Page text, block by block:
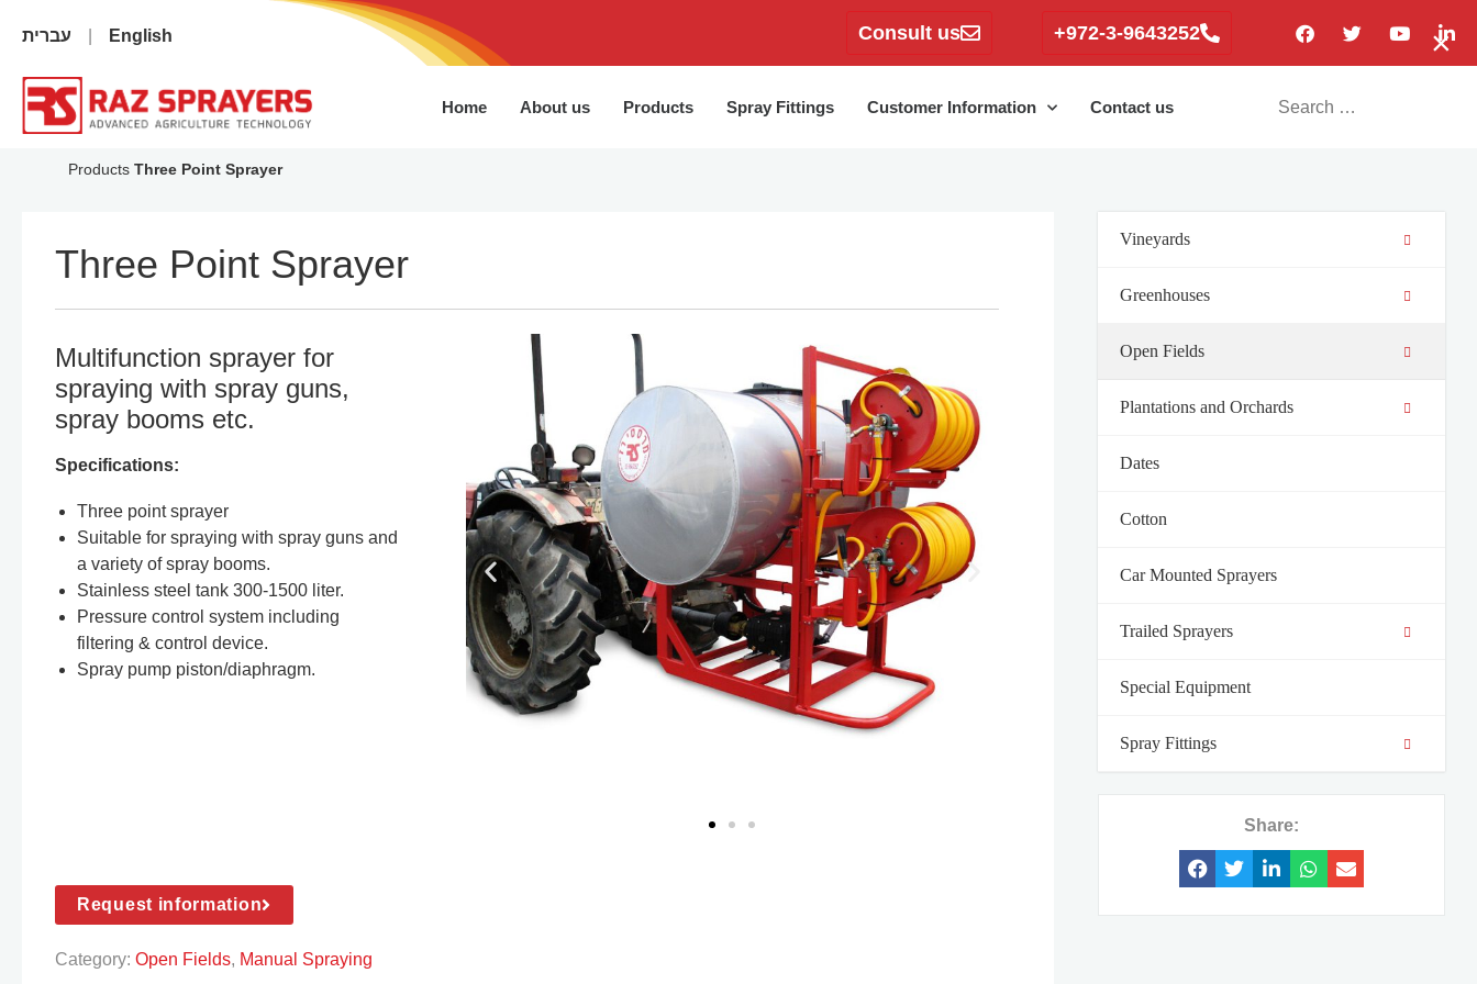
עברית English Consult us +972-3-9643252
Home About us Products Spray Fittings Customer Information Contact us
Products Three Point Sprayer
Three Point Sprayer
Multifunction sprayer for
spraying with spray guns,
spray booms etc.
Specifications:
Three point sprayer
Suitable for spraying with spray guns and
a variety of spray booms.
Stainless steel tank 300-1500 liter.
Pressure control system including
filtering & control device.
Spray pump piston/diaphragm.
Request information
Category: Open Fields, Manual Spraying
Vineyards
Greenhouses
Open Fields
Plantations and Orchards
Dates
Cotton
Car Mounted Sprayers
Trailed Sprayers
Special Equipment
Spray Fittings
Share:
×
חיוניים
קובצי
Cookie
אלה אינם